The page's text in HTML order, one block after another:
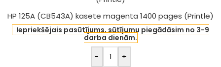
HP 125A (CB543A) kasete magenta 1400 pages (Printle)
Iepriekšējais pasūtījums, sūtījumu piegādāsim no 3-9
darba dienām.
-
+